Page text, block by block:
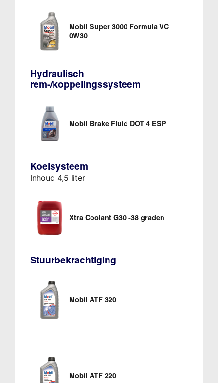
Mobil Super 3000 Formula VC
0W30
Hydraulisch
rem-/koppelingssysteem
Mobil Brake Fluid DOT 4 ESP
Koelsysteem
Inhoud 4,5 liter
Xtra Coolant G30 -38 graden
Stuurbekrachtiging
Mobil ATF 320
Mobil ATF 220